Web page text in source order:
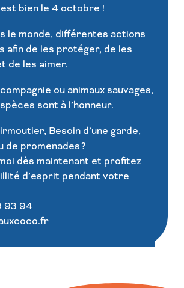
bien le 4 octobre !
le monde, différentes actions
afin de les protéger, de les
de les aimer.
ou animaux sauvages,
sont à l’honneur.
Besoin d’une garde,
de promenades ?
dès maintenant et profitez
d’esprit pendant votre
93 94